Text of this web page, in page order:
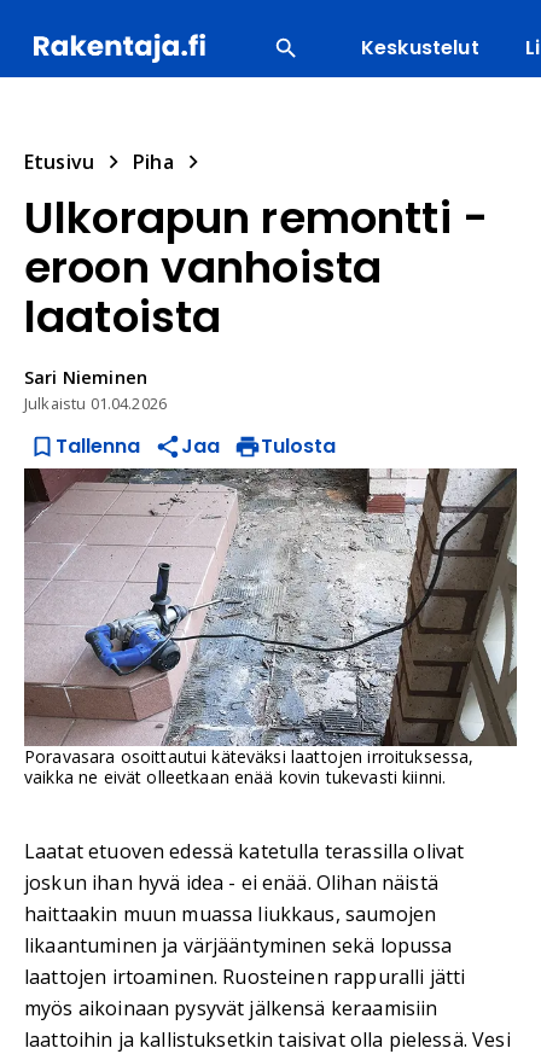
Keskustelut
Etusivu Piha
Ulkorapun remontti -
eroon vanhoista
laatoista
Sari Nieminen
Julkaistu 01.04.2026
Tallenna Jaa Tulosta
Poravasara osoittautui käteväksi laattojen irroituksessa,
vaikka ne eivät olleetkaan enää kovin tukevasti kiinni.
Laatat etuoven edessä katetulla terassilla olivat
joskun ihan hyvä idea - ei enää. Olihan näistä
haittaakin muun muassa liukkaus, saumojen
likaantuminen ja värjääntyminen sekä lopussa
laattojen irtoaminen. Ruosteinen rappuralli jätti
myös aikoinaan pysyvät jälkensä keraamisiin
laattoihin ja kallistuksetkin taisivat olla pielessä. Vesi